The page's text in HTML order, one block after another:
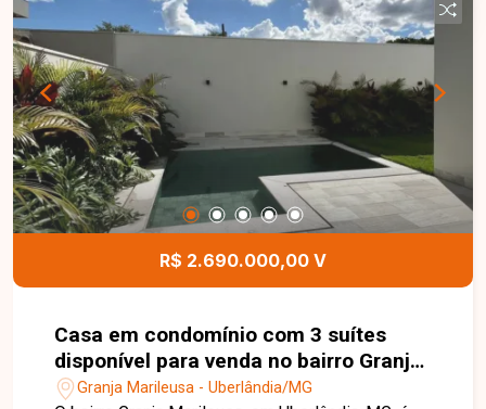
contato com a equipe da Delta Imóveis e agende
sua visita para conhecer essa oportunidade.
R$ 2.690.000,00 V
Casa em condomínio com 3 suítes
disponível para venda no bairro Granja
Marileusa em Uberlândia-MG
Granja Marileusa - Uberlândia/MG